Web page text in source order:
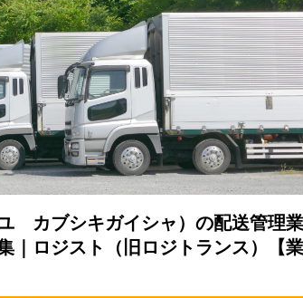
カブシキガイシャ）の配送管理業
｜ロジスト（旧ロジトランス）【業